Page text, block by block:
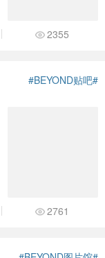
2355
#BEYOND贴吧#
2761